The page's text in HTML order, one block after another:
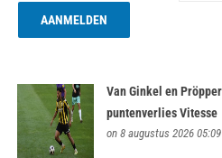
Van Ginkel en
puntenverlies Vitesse
on 8 augustus 2026